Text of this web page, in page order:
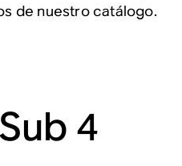
de nuestro catálogo.
4